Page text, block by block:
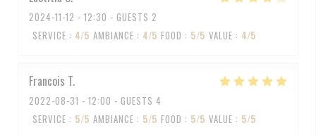
2024-11-12 - 12:30 - GUESTS 2
SERVICE : 4/5 AMBIANCE : 4/5 FOOD : 5/5 VALUE : 4/5
Francois T
2022-08-31 - 12:00 - GUESTS 4
SERVICE : 5/5 AMBIANCE : 5/5 FOOD : 5/5 VALUE : 5/5